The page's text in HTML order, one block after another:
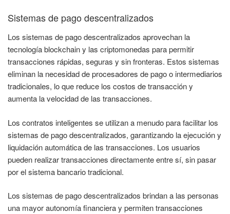
Sistemas de pago descentralizados
Los sistemas de pago descentralizados aprovechan la
tecnología blockchain y las criptomonedas para permitir
transacciones rápidas, seguras y sin fronteras. Estos sistemas
eliminan la necesidad de procesadores de pago o intermediarios
tradicionales, lo que reduce los costos de transacción y
aumenta la velocidad de las transacciones.
Los contratos inteligentes se utilizan a menudo para facilitar los
sistemas de pago descentralizados, garantizando la ejecución y
liquidación automática de las transacciones. Los usuarios
pueden realizar transacciones directamente entre sí, sin pasar
por el sistema bancario tradicional.
Los sistemas de pago descentralizados brindan a las personas
una mayor autonomía financiera y permiten transacciones